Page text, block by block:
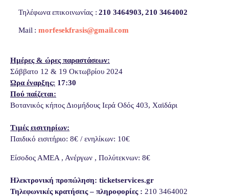
Τηλέφωνα επικοινωνίας : 210 3464903, 210 3464002
Mail : morfesekfrasis@gmail.com
Ημέρες & ώρες παραστάσεων:
Σάββατο 12 & 19 Οκτωβρίου 2024
Ώρα έναρξης: 17:30
Πού παίζεται:
Βοτανικός κήπος Διομήδους Ιερά Οδός 403, Χαϊδάρι
Τιμές εισιτηρίων:
Παιδικό εισιτήριο: 8€ / ενηλίκων: 10€
Είσοδος ΑΜΕΑ , Ανέργων , Πολύτεκνων: 8€
Ηλεκτρονική προπώληση: ticketservices.gr
Τηλεφωνικές κρατήσεις – πληροφορίες : 210 3464002